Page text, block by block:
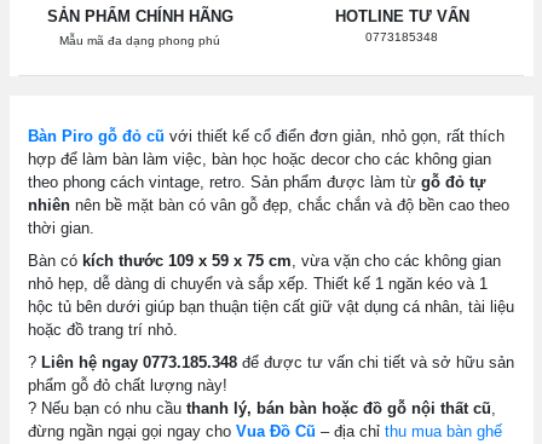
SẢN PHẨM CHÍNH HÃNG
Mẫu mã đa dạng phong phú
HOTLINE TƯ VẤN
0773185348
Bàn Piro gỗ đỏ cũ với thiết kế cổ điển đơn giản, nhỏ gọn, rất thích
hợp để làm bàn làm việc, bàn học hoặc decor cho các không gian
theo phong cách vintage, retro. Sản phẩm được làm từ gỗ đỏ tự
nhiên nên bề mặt bàn có vân gỗ đẹp, chắc chắn và độ bền cao theo
thời gian.
Bàn có kích thước 109 x 59 x 75 cm, vừa vặn cho các không gian
nhỏ hẹp, dễ dàng di chuyển và sắp xếp. Thiết kế 1 ngăn kéo và 1
hộc tủ bên dưới giúp bạn thuận tiện cất giữ vật dụng cá nhân, tài liệu
hoặc đồ trang trí nhỏ.
? Liên hệ ngay 0773.185.348 để được tư vấn chi tiết và sở hữu sản
phẩm gỗ đỏ chất lượng này!
? Nếu bạn có nhu cầu thanh lý, bán bàn hoặc đồ gỗ nội thất cũ,
đừng ngần ngại gọi ngay cho Vua Đồ Cũ – địa chỉ thu mua bàn ghế